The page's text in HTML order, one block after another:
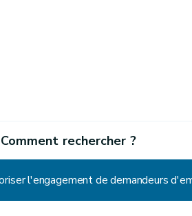
Comment rechercher ?